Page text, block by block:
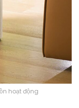
hoạt động